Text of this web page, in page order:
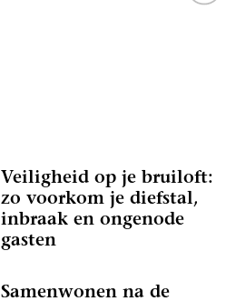
Veiligheid op je bruiloft:
zo voorkom je diefstal,
inbraak en ongenode
gasten
Samenwonen na de